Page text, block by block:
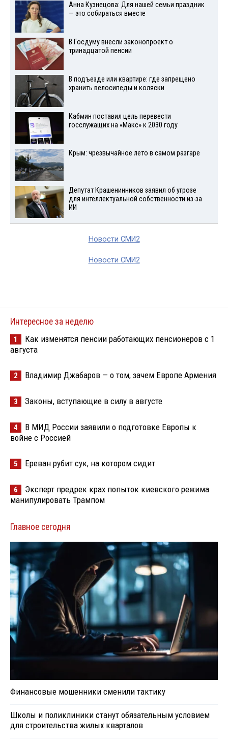
Анна Кузнецова: Для нашей семьи праздник
— это собираться вместе
В Госдуму внесли законопроект о
тринадцатой пенсии
В подъезде или квартире: где запрещено
хранить велосипеды и коляски
Кабмин поставил цель перевести
госслужащих на «Макс» к 2030 году
Крым: чрезвычайное лето в самом разгаре
Депутат Крашенинников заявил об угрозе
для интеллектуальной собственности из-за
ИИ
Новости СМИ2
Новости СМИ2
Интересное за неделю
1
Как изменятся пенсии работающих пенсионеров с 1
августа
2 Владимир Джабаров — о том, зачем Европе Армения
3 Законы, вступающие в силу в августе
4
В МИД России заявили о подготовке Европы к
войне с Россией
5 Ереван рубит сук, на котором сидит
6
Эксперт предрек крах попыток киевского режима
манипулировать Трампом
Главное сегодня
Финансовые мошенники сменили тактику
Школы и поликлиники станут обязательным условием
для строительства жилых кварталов